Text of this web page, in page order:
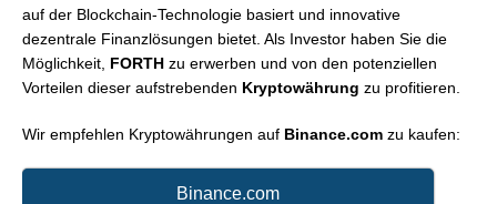
auf der Blockchain-Technologie basiert und innovative
dezentrale Finanzlösungen bietet. Als Investor haben Sie die
Möglichkeit, FORTH zu erwerben und von den potenziellen
Vorteilen dieser aufstrebenden Kryptowährung zu profitieren.
Wir empfehlen Kryptowährungen auf Binance.com zu kaufen:
Binance.com